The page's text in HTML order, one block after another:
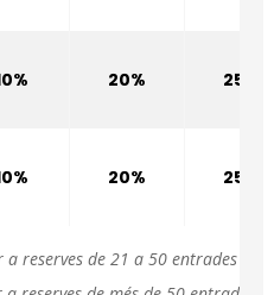
20% 25%
20% 25%
reserves de 21 a 50 entrades